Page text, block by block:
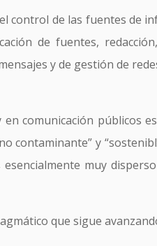
control de las fuentes de
de fuentes,
y de gestión de
comunicación públicos
contaminante” y
muy
que sigue